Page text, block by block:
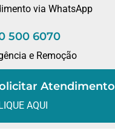
via WhatsApp
500 6070
e Remoção
Atendimento
AQUI